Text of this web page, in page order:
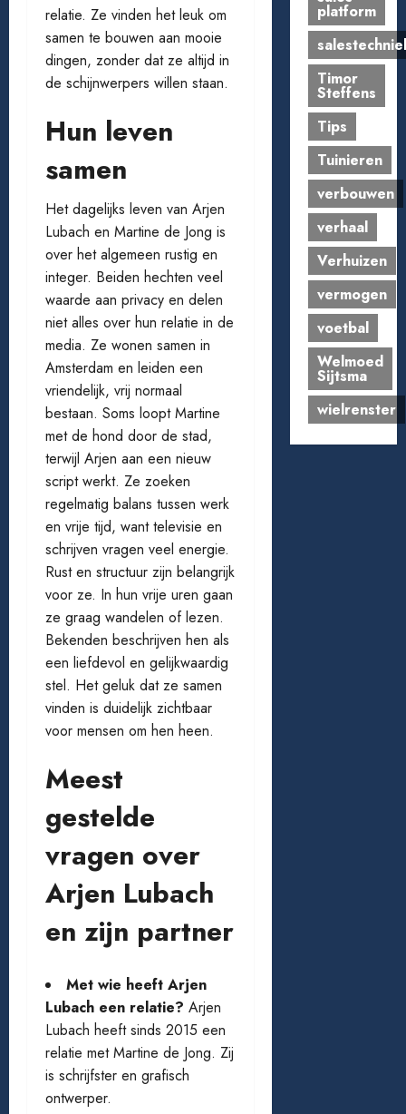
relatie. Ze vinden het leuk om
samen te bouwen aan mooie
dingen, zonder dat ze altijd in
de schijnwerpers willen staan.
Hun leven
samen
Het dagelijks leven van Arjen
Lubach en Martine de Jong is
over het algemeen rustig en
integer. Beiden hechten veel
waarde aan privacy en delen
niet alles over hun relatie in de
media. Ze wonen samen in
Amsterdam en leiden een
vriendelijk, vrij normaal
bestaan. Soms loopt Martine
met de hond door de stad,
terwijl Arjen aan een nieuw
script werkt. Ze zoeken
regelmatig balans tussen werk
en vrije tijd, want televisie en
schrijven vragen veel energie.
Rust en structuur zijn belangrijk
voor ze. In hun vrije uren gaan
ze graag wandelen of lezen.
Bekenden beschrijven hen als
een liefdevol en gelijkwaardig
stel. Het geluk dat ze samen
vinden is duidelijk zichtbaar
voor mensen om hen heen.
Meest
gestelde
vragen over
Arjen Lubach
en zijn partner
Met wie heeft Arjen
Lubach een relatie? Arjen
Lubach heeft sinds 2015 een
relatie met Martine de Jong. Zij
is schrijfster en grafisch
ontwerper.
platform
Timor
Steffens
Tips
Tuinieren
verbouwen
verhaal
Verhuizen
vermogen
voetbal
Welmoed
Sijtsma
wielrenster